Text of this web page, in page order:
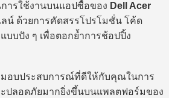
ารใช้งานบนแอปซื้อของ Dell Acer
น์ ด้วยการคัดสรรโปรโมชั่น โค้ด
บบปัง ๆ เพื่อตอกย้ำการช้อปปิ้ง
อบประสบการณ์ที่ดีให้กับคุณในการ
ปลอดภัยมากยิ่งขึ้นบนแพลตฟอร์มของ